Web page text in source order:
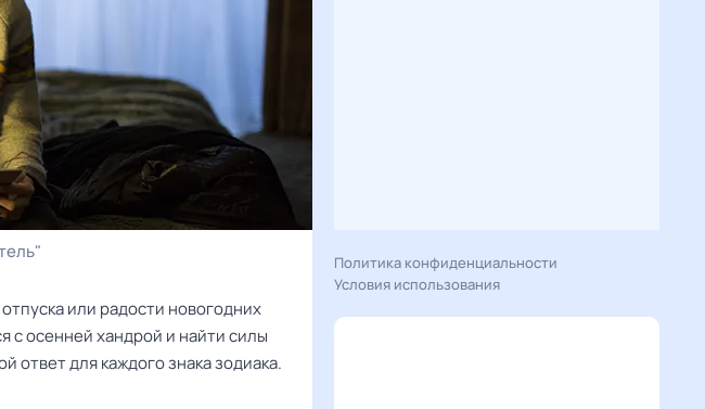
или радости новогодних
с осенней хандрой и найти силы
ответ для каждого знака зодиака.
Политика конфиденциальности
Условия использования